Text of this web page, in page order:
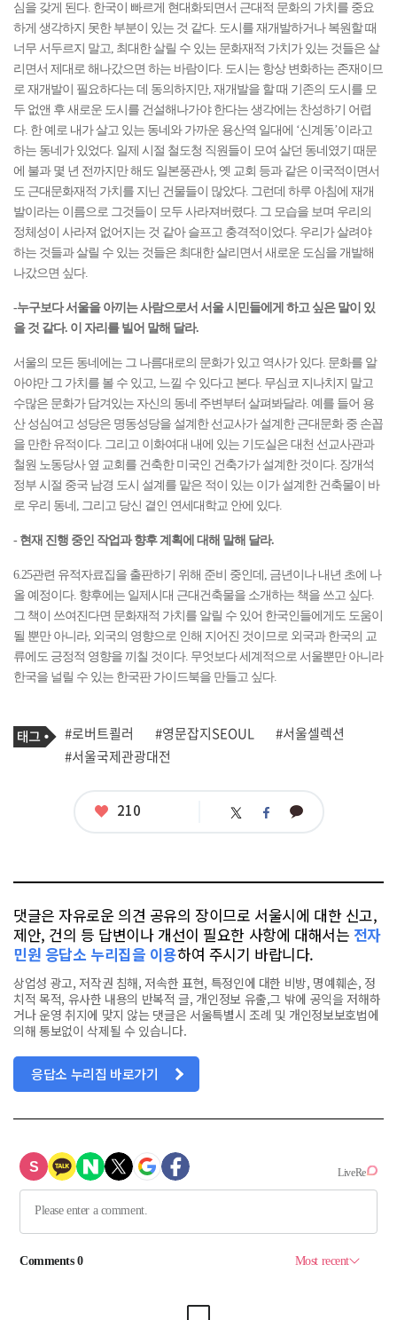
심을 갖게 된다. 한국이 빠르게 현대화되면서 근대적 문화의 가치를 중요
하게 생각하지 못한 부분이 있는 것 같다. 도시를 재개발하거나 복원할 때
너무 서두르지 말고, 최대한 살릴 수 있는 문화재적 가치가 있는 것들은 살
리면서 제대로 해나갔으면 하는 바람이다. 도시는 항상 변화하는 존재이므
로 재개발이 필요하다는 데 동의하지만, 재개발을 할 때 기존의 도시를 모
두 없앤 후 새로운 도시를 건설해나가야 한다는 생각에는 찬성하기 어렵
다. 한 예로 내가 살고 있는 동네와 가까운 용산역 일대에 ‘신계동’이라고
하는 동네가 있었다. 일제 시절 철도청 직원들이 모여 살던 동네였기 때문
에 불과 몇 년 전까지만 해도 일본풍관사, 옛 교회 등과 같은 이국적이면서
도 근대문화재적 가치를 지닌 건물들이 많았다. 그런데 하루 아침에 재개
발이라는 이름으로 그것들이 모두 사라져버렸다. 그 모습을 보며 우리의
정체성이 사라져 없어지는 것 같아 슬프고 충격적이었다. 우리가 살려야
하는 것들과 살릴 수 있는 것들은 최대한 살리면서 새로운 도심을 개발해
나갔으면 싶다.
-누구보다 서울을 아끼는 사람으로서 서울 시민들에게 하고 싶은 말이 있
을 것 같다. 이 자리를 빌어 말해 달라.
서울의 모든 동네에는 그 나름대로의 문화가 있고 역사가 있다. 문화를 알
아야만 그 가치를 볼 수 있고, 느낄 수 있다고 본다. 무심코 지나치지 말고
수많은 문화가 담겨있는 자신의 동네 주변부터 살펴봐달라. 예를 들어 용
산 성심여고 성당은 명동성당을 설계한 선교사가 설계한 근대문화 중 손꼽
을 만한 유적이다. 그리고 이화여대 내에 있는 기도실은 대천 선교사관과
철원 노동당사 옆 교회를 건축한 미국인 건축가가 설계한 것이다. 장개석
정부 시절 중국 남경 도시 설계를 맡은 적이 있는 이가 설계한 건축물이 바
로 우리 동네, 그리고 당신 곁인 연세대학교 안에 있다.
- 현재 진행 중인 작업과 향후 계획에 대해 말해 달라.
6.25관련 유적자료집을 출판하기 위해 준비 중인데, 금년이나 내년 초에 나
올 예정이다. 향후에는 일제시대 근대건축물을 소개하는 책을 쓰고 싶다.
그 책이 쓰여진다면 문화재적 가치를 알릴 수 있어 한국인들에게도 도움이
될 뿐만 아니라, 외국의 영향으로 인해 지어진 것이므로 외국과 한국의 교
류에도 긍정적 영향을 끼칠 것이다. 무엇보다 세계적으로 서울뿐만 아니라
한국을 널릴 수 있는 한국판 가이드북을 만들고 싶다.
기
사
관
련
태
그
#로버트쾰러 #영문잡지SEOUL
#서울셀렉션
#서울국제관광대전
좋
210 트 페 카
댓글은 자유로운 의견 공유의 장이므로 서울시에 대한 신고,
제안, 건의 등 답변이나 개선이 필요한 사항에 대해서는 전자
민원 응답소 누리집을 이용하여 주시기 바랍니다.
상업성 광고, 저작권 침해, 저속한 표현, 특정인에 대한 비방, 명예훼손, 정
치적 목적, 유사한 내용의 반복적 글, 개인정보 유출,그 밖에 공익을 저해하
거나 운영 취지에 맞지 않는 댓글은 서울특별시 조례 및 개인정보보호법에
의해 통보없이 삭제될 수 있습니다.
응답소 누리집 바로가기